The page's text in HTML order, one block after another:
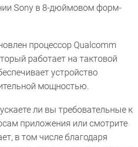
Sony в 8-дюймовом форм-
процессор Qualcomm
работает на тактовой
устройство
мощностью.
ли вы требовательные к
приложения или смотрите
в том числе благодаря